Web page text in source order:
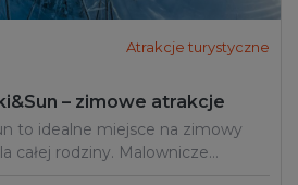
Atrakcje turystyczne
– zimowe atrakcje
to idealne miejsce na zimowy
całej rodziny. Malownicze…